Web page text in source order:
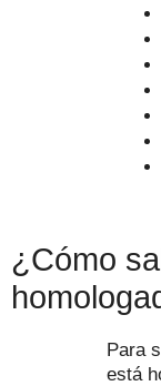
¿Cómo
Para
está